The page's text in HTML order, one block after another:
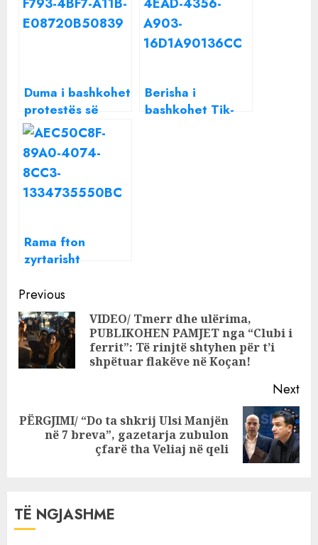
Duma i bashkohet
protestës së
Metës: Duhet
valë
Berisha i
bashkohet Tik-
Rama fton
zyrtarisht
bashkohet
“Ballkanit të
Hapur”
Continue
Reading
Previous
VIDEO/ Tmerr dhe ulërima,
PUBLIKOHEN PAMJET nga “Clubi i
ferrit”: Të rinjtë shtyhen për t’i
shpëtuar flakëve në Koçan!
Next
Next
PËRGJIMI/ “Do ta shkrij Ulsi Manjën
në 7 breva”, gazetarja zubulon
çfarë tha Veliaj në qeli
TË NGJASHME